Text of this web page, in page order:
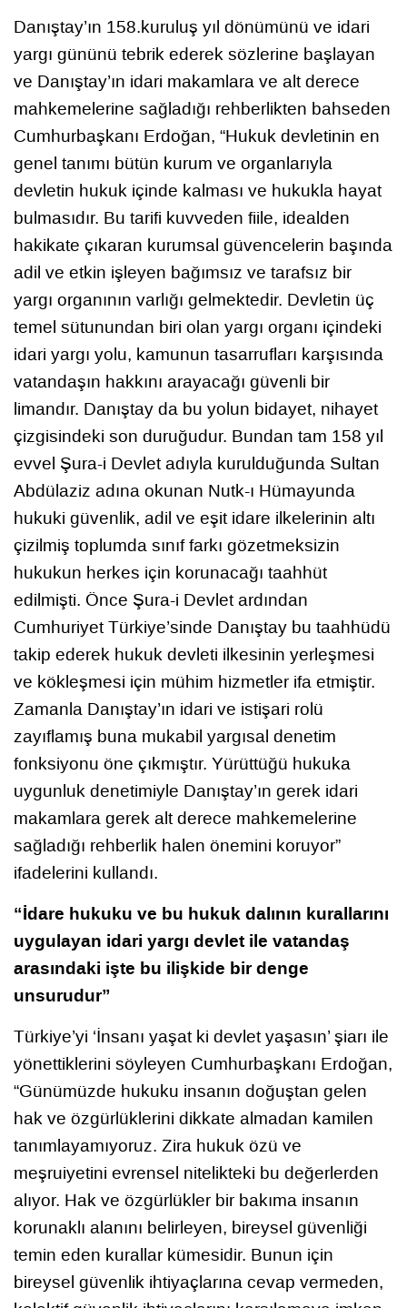
Danıştay’ın 158.kuruluş yıl dönümünü ve idari
yargı gününü tebrik ederek sözlerine başlayan
ve Danıştay’ın idari makamlara ve alt derece
mahkemelerine sağladığı rehberlikten bahseden
Cumhurbaşkanı Erdoğan, “Hukuk devletinin en
genel tanımı bütün kurum ve organlarıyla
devletin hukuk içinde kalması ve hukukla hayat
bulmasıdır. Bu tarifi kuvveden fiile, idealden
hakikate çıkaran kurumsal güvencelerin başında
adil ve etkin işleyen bağımsız ve tarafsız bir
yargı organının varlığı gelmektedir. Devletin üç
temel sütunundan biri olan yargı organı içindeki
idari yargı yolu, kamunun tasarrufları karşısında
vatandaşın hakkını arayacağı güvenli bir
limandır. Danıştay da bu yolun bidayet, nihayet
çizgisindeki son duruğudur. Bundan tam 158 yıl
evvel Şura-i Devlet adıyla kurulduğunda Sultan
Abdülaziz adına okunan Nutk-ı Hümayunda
hukuki güvenlik, adil ve eşit idare ilkelerinin altı
çizilmiş toplumda sınıf farkı gözetmeksizin
hukukun herkes için korunacağı taahhüt
edilmişti. Önce Şura-i Devlet ardından
Cumhuriyet Türkiye’sinde Danıştay bu taahhüdü
takip ederek hukuk devleti ilkesinin yerleşmesi
ve kökleşmesi için mühim hizmetler ifa etmiştir.
Zamanla Danıştay’ın idari ve istişari rolü
zayıflamış buna mukabil yargısal denetim
fonksiyonu öne çıkmıştır. Yürüttüğü hukuka
uygunluk denetimiyle Danıştay’ın gerek idari
makamlara gerek alt derece mahkemelerine
sağladığı rehberlik halen önemini koruyor”
ifadelerini kullandı.
“İdare hukuku ve bu hukuk dalının kurallarını
uygulayan idari yargı devlet ile vatandaş
arasındaki işte bu ilişkide bir denge
unsurudur”
Türkiye’yi ‘İnsanı yaşat ki devlet yaşasın’ şiarı ile
yönettiklerini söyleyen Cumhurbaşkanı Erdoğan,
“Günümüzde hukuku insanın doğuştan gelen
hak ve özgürlüklerini dikkate almadan kamilen
tanımlayamıyoruz. Zira hukuk özü ve
meşruiyetini evrensel nitelikteki bu değerlerden
alıyor. Hak ve özgürlükler bir bakıma insanın
korunaklı alanını belirleyen, bireysel güvenliği
temin eden kurallar kümesidir. Bunun için
bireysel güvenlik ihtiyaçlarına cevap vermeden,